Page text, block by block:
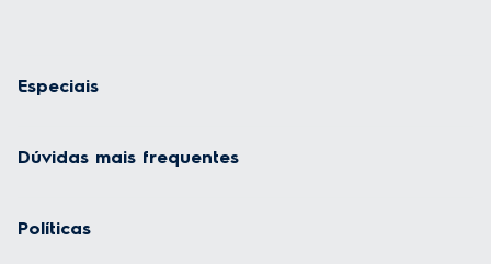
Especiais
Dúvidas mais frequentes
Políticas